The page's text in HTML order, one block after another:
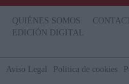
QUIÉNES SOMOS
EDICIÓN DIGITAL
Aviso Legal Politica de cookies